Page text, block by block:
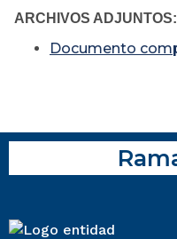
ARCHIVOS ADJUNTOS:
Documento